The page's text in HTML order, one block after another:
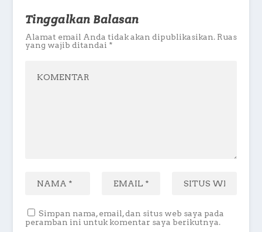
Tinggalkan Balasan
Alamat email Anda tidak akan dipublikasikan. Ruas
yang wajib ditandai *
Simpan nama, email, dan situs web saya pada
peramban ini untuk komentar saya berikutnya.